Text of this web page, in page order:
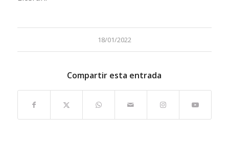
18/01/2022
Compartir esta entrada